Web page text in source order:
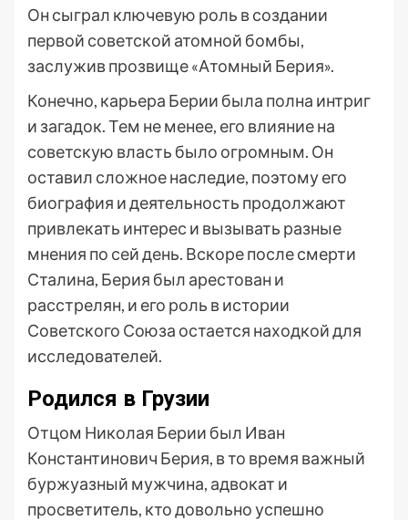
Он сыграл ключевую роль в создании
первой советской атомной бомбы,
заслужив прозвище «Атомный Берия».
Конечно, карьера Берии была полна интриг
и загадок. Тем не менее, его влияние на
советскую власть было огромным. Он
оставил сложное наследие, поэтому его
биография и деятельность продолжают
привлекать интерес и вызывать разные
мнения по сей день. Вскоре после смерти
Сталина, Берия был арестован и
расстрелян, и его роль в истории
Советского Союза остается находкой для
исследователей.
Родился в Грузии
Отцом Николая Берии был Иван
Константинович Берия, в то время важный
буржуазный мужчина, адвокат и
просветитель, кто довольно успешно